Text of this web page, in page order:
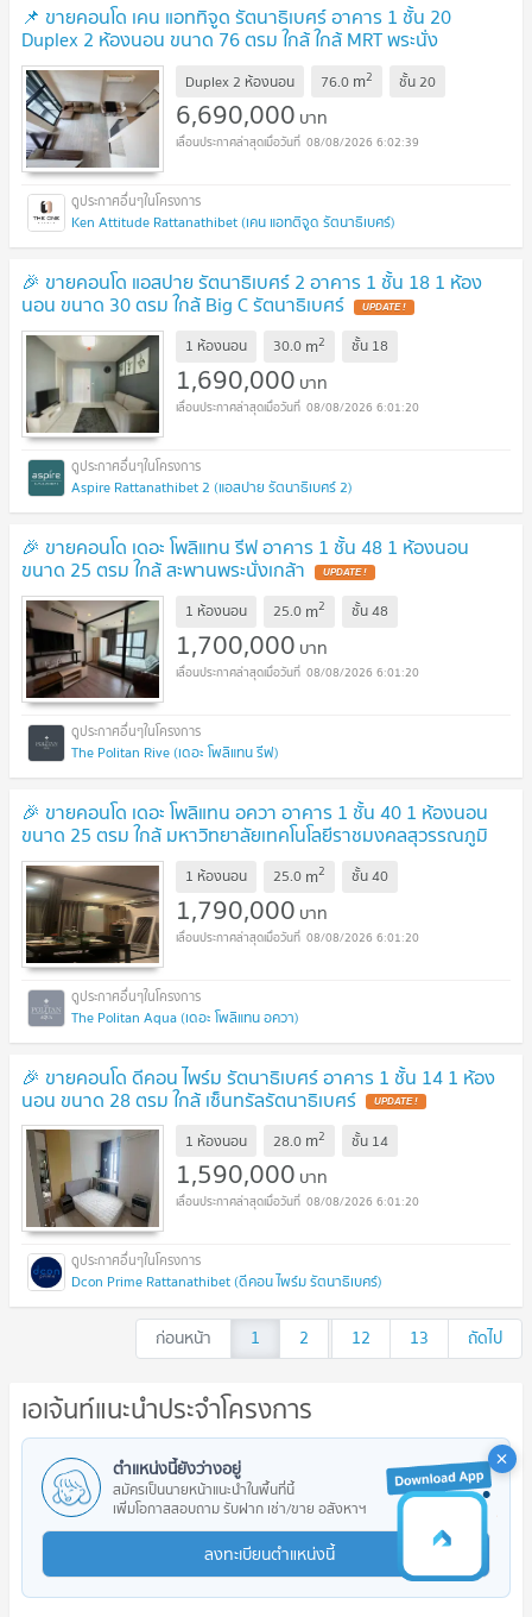
📌 ขายคอนโด เคน แอททิจูด รัตนาธิเบศร์ อาคาร 1 ชั้น 20
Duplex 2 ห้องนอน ขนาด 76 ตรม ใกล้ ใกล้ MRT พระนั่ง
เกล้า
Duplex 2 ห้องนอน 76.0 m2 ชั้น20
6,690,000 บาท
08/08/2026 6:02:39
Ken Attitude Rattanathibet (เคน แอทติจูด รัตนาธิเบศร์)
🎉 ขายคอนโด แอสปาย รัตนาธิเบศร์ 2 อาคาร 1 ชั้น 18 1 ห้อง
นอน ขนาด 30 ตรม ใกล้ Big C รัตนาธิเบศร์
1 ห้องนอน 30.0 m2 ชั้น 18
1,690,000 บาท
08/08/2026 6:01:20
Aspire Rattanathibet 2 (แอสปาย รัตนาธิเบศร์ 2)
🎉 ขายคอนโด เดอะ โพลิแทน รีฟ อาคาร 1 ชั้น 48 1 ห้องนอน
ขนาด 25 ตรม ใกล้ สะพานพระนั่งเกล้า
1 ห้องนอน 25.0 m2 ชั้น48
1,700,000 บาท
08/08/2026 6:01:20
The Politan Rive (เดอะ โพลิแทน รีฟ)
🎉 ขายคอนโด เดอะ โพลิแทน อควา อาคาร 1 ชั้น 40 1 ห้องนอน
ขนาด 25 ตรม ใกล้ มหาวิทยาลัยเทคโนโลยีราชมงคลสุวรรณภูมิ
วิทยาเขตนนทบุรี
1 ห้องนอน 25.0 m2 ชั้น40
1,790,000 บาท
08/08/2026 6:01:20
The Politan Aqua (เดอะ โพลิแทน อควา)
🎉 ขายคอนโด ดีคอน ไพร์ม รัตนาธิเบศร์ อาคาร 1 ชั้น 14 1 ห้อง
นอน ขนาด 28 ตรม ใกล้ เซ็นทรัลรัตนาธิเบศร์
1 ห้องนอน 28.0 m2 ชั้น 14
1,590,000 บาท
08/08/2026 6:01:20
Dcon Prime Rattanathibet (ดีคอน ไพร์ม รัตนาธิเบศร์)
ก่อนหน้า 1 2 ...
12 13 ถัดไป
เอเจ้นท์แนะนำประจำโครงการ
ตำแหน่งนี้ยังว่างอยู่
สมัครเป็นนายหน้าแนะนำในพื้นที่นี้
เพิ่มโอกาสสอบถาม รับฝาก เช่า/ขาย อสังหาฯ
ลงทะเบียนตำแหน่งนี้